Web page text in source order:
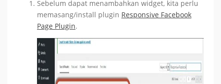
Sebelum dapat menambahkan widget, kita perlu
memasang/install plugin Responsive Facebook
Page Plugin.